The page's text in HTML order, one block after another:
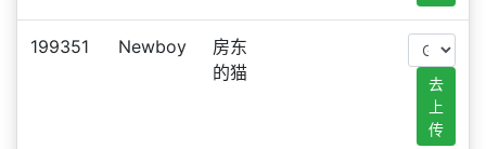
199351 Newboy
房东
的猫
去
上
传